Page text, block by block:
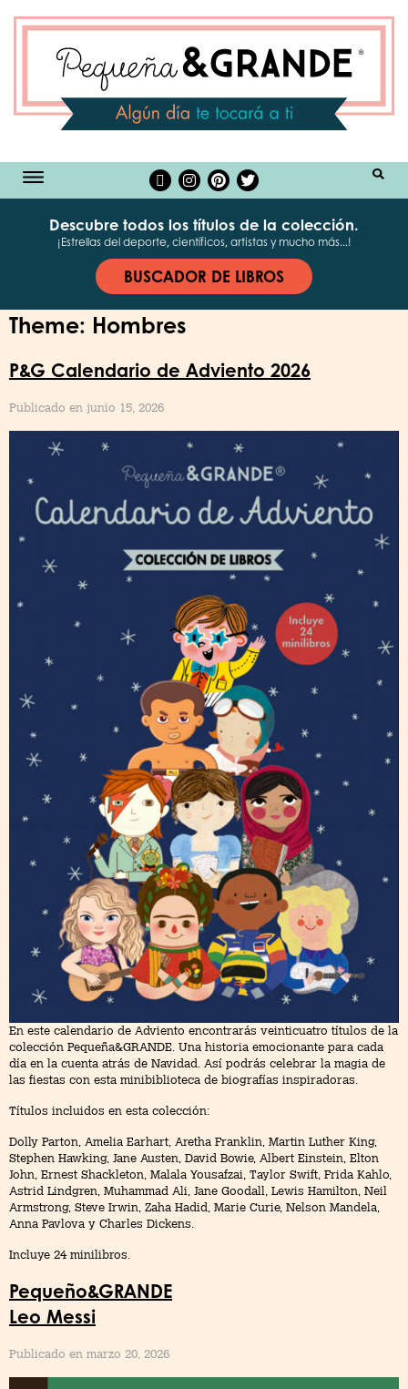
Descubre todos los títulos de la colección.
¡Estrellas del deporte, científicos, artistas y mucho más...!
BUSCADOR DE LIBROS
Theme: Hombres
P&G Calendario de Adviento 2026
Publicado en junio 15, 2026
En este calendario de Adviento encontrarás veinticuatro títulos de la
colección Pequeña&GRANDE. Una historia emocionante para cada
día en la cuenta atrás de Navidad. Así podrás celebrar la magia de
las fiestas con esta minibiblioteca de biografías inspiradoras.
Títulos incluidos en esta colección:
Dolly Parton, Amelia Earhart, Aretha Franklin, Martin Luther King,
Stephen Hawking, Jane Austen, David Bowie, Albert Einstein, Elton
John, Ernest Shackleton, Malala Yousafzai, Taylor Swift, Frida Kahlo,
Astrid Lindgren, Muhammad Ali, Jane Goodall, Lewis Hamilton, Neil
Armstrong, Steve Irwin, Zaha Hadid, Marie Curie, Nelson Mandela,
Anna Pavlova y Charles Dickens.
Incluye 24 minilibros.
Pequeño&GRANDE
Leo Messi
Publicado en marzo 20, 2026